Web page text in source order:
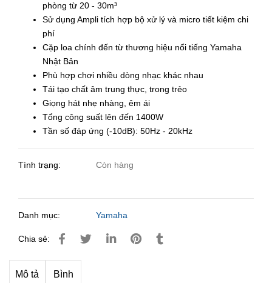
phòng từ 20 - 30m³
Sử dụng Ampli tích hợp bộ xử lý và micro tiết kiệm chi
phí
Cặp loa chính đến từ thương hiệu nổi tiếng Yamaha
Nhật Bản
Phù hợp chơi nhiều dòng nhạc khác nhau
Tái tạo chất âm trung thực, trong trẻo
Giọng hát nhẹ nhàng, êm ái
Tổng công suất lên đến 1400W
Tần số đáp ứng (-10dB): 50Hz - 20kHz
Tình trạng: Còn hàng
Danh mục: Yamaha
Chia sẻ:
Mô tả
Bình